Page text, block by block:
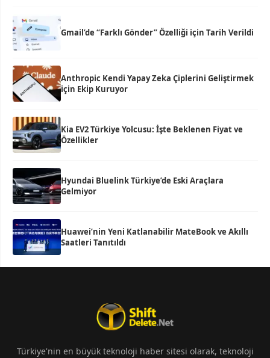
Gmail’de “Farklı Gönder” Özelliği için Tarih Verildi
Anthropic Kendi Yapay Zeka Çiplerini Geliştirmek
için Ekip Kuruyor
Kia EV2 Türkiye Yolcusu: İşte Beklenen Fiyat ve
Özellikler
Hyundai Bluelink Türkiye’de Eski Araçlara
Gelmiyor
Huawei’nin Yeni Katlanabilir MateBook ve Akıllı
Saatleri Tanıtıldı
Türkiye'nin en büyük teknoloji haber sitesi olarak, teknoloji